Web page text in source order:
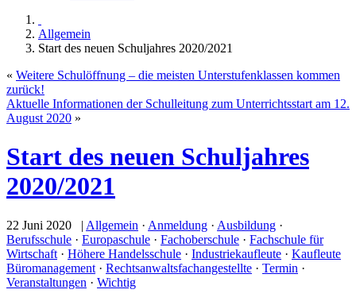
Allgemein
Start des neuen Schuljahres 2020/2021
« Weitere Schulöffnung – die meisten Unterstufenklassen kommen
zurück!
Aktuelle Informationen der Schulleitung zum Unterrichtsstart am 12.
August 2020 »
Start des neuen Schuljahres
2020/2021
22 Juni 2020 | Allgemein · Anmeldung · Ausbildung ·
Berufsschule · Europaschule · Fachoberschule · Fachschule für
Wirtschaft · Höhere Handelsschule · Industriekaufleute · Kaufleute
Büromanagement · Rechtsanwaltsfachangestellte · Termin ·
Veranstaltungen · Wichtig